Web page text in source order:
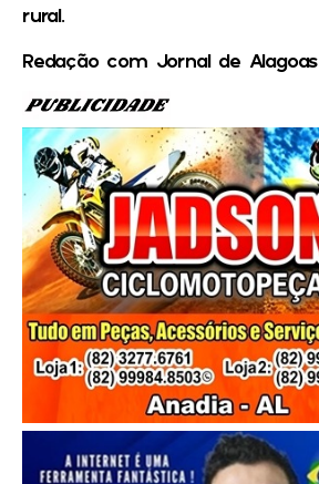
rural.
Redação com Jornal de Alagoas